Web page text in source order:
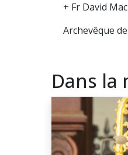
+ Fr David
Archevêque
Dans la